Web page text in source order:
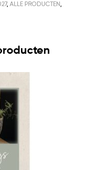
, ALLE PRODUCTEN